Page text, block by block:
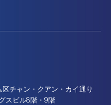
チャン・クアン・カイ通り
スビル8階・9階